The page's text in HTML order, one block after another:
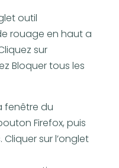
outil
rouage en haut a
sur
Bloquer tous les
fenêtre du
Firefox, puis
sur l’onglet